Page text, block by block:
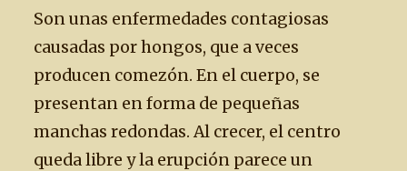
Son unas enfermedades contagiosas
causadas por hongos, que a veces
producen comezón. En el cuerpo, se
presentan en forma de pequeñas
manchas redondas. Al crecer, el centro
queda libre y la erupción parece un